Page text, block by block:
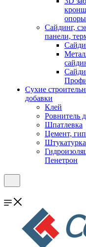
опоры
Cайдинг,
панели,
Сухие
добавки
Клей
Ровнитель
Шпатлевка
Цемент,
Штукатурка
Пенетрон